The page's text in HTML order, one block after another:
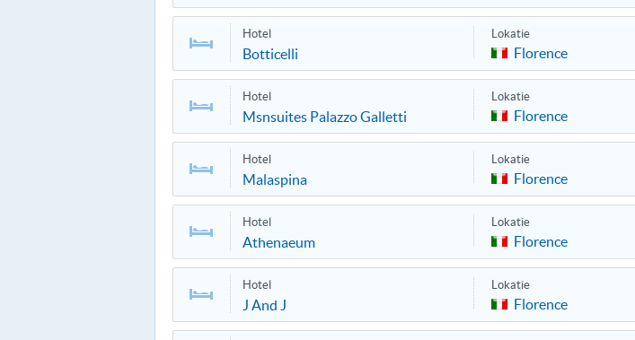
Hotel
Botticelli
Lokatie
Florence
Hotel
Msnsuites Palazzo Galletti
Lokatie
Florence
Hotel
Malaspina
Lokatie
Florence
Hotel
Athenaeum
Lokatie
Florence
Hotel
J And J
Lokatie
Florence